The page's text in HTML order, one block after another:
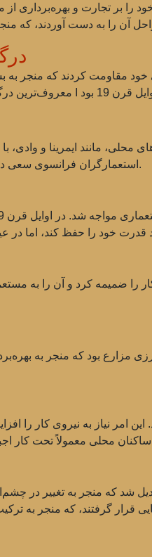
خود مقاومت کردند که منجر
مانند ایمرینا و وادی،
استعمارگران فرانسوی سعی در برقراری قوانین و مقررات خود داشتند.
تنها افزایش یافت. در سال 1895، فرانسه
مزارع بود که منجر به
نیاز به نیروی کار را
شد که منجر به تغییر در